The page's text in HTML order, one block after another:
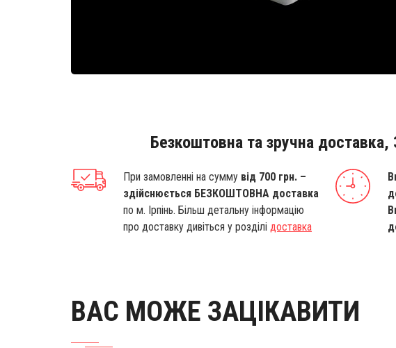
Безкоштовна та зручна
При замовленні на сумму від 700 грн. –
здійснюється БЕЗКОШТОВНА доставка
по м. Ірпінь. Більш детальну інформацію
про доставку дивіться у розділі доставка
ВАС МОЖЕ ЗАЦІКАВИТИ